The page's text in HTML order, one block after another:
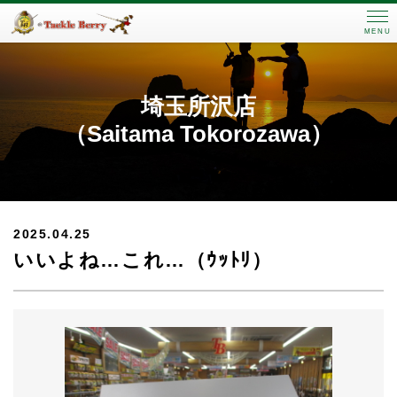
MENU
埼玉所沢店
（Saitama Tokorozawa）
2025.04.25
いいよね…これ…（ｳｯﾄﾘ）